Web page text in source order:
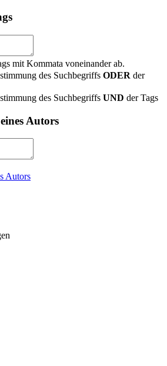
mit Kommata voneinander ab.
des Suchbegriffs ODER der
des Suchbegriffs UND der Tags
Autors
Autors